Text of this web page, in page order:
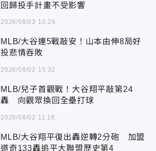
回歸投手計畫不受影響
2026/08/03 10:29
MLB/大谷連5戰敲安！山本由伸8局好
投悲情吞敗
2026/08/02 15:32
MLB/兒子首觀戰！大谷翔平敲第24
轟 向觀眾換回全壘打球
2026/08/02 11:16
MLB/大谷翔平復出轟逆轉2分砲 加盟
道奇133轟追平大聯盟歷史第4